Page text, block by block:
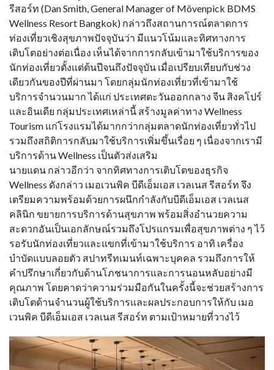
รีสอร์ท (Dan Smith, General Manager of Mövenpick BDMS
Wellness Resort Bangkok) กล่าวถึงสถานการณ์ตลาดการ
ท่องเที่ยวเชิงสุขภาพปัจจุบันว่า มีแนวโน้มและทิศทางการ
เติบโตอย่างต่อเนื่อง เห็นได้จากการกลับเข้ามาใช้บริการของ
นักท่องเที่ยวตั้งแต่ต้นปีจนถึงปัจจุบัน เมื่อเปรียบเทียบกับช่วง
เดียวกันของปีที่ผ่านมา โดยกลุ่มนักท่องเที่ยวที่เข้ามาใช้
บริการจำนวนมาก ได้แก่ ประเทศตะวันออกกลาง จีน สิงคโปร์
และอินเดีย กลุ่มประเทศเหล่านี้ สร้างมูลค่าทาง Wellness
Tourism แก่โรงแรมได้มากกว่ากลุ่มตลาดนักท่องเที่ยวทั่วไป
รวมถึงสถิติการกลับมาใช้บริการเพิ่มขึ้นเรื่อย ๆ เนื่องจากเรามี
บริการด้าน Wellness เป็นตัวส่งเสริม
นายแดน กล่าวอีกว่า จากทิศทางการเติบโตของธุรกิจ
Wellness ดังกล่าว เมอเวนพิค บีดีเอ็มเอส เวลเนส รีสอร์ท จึง
เตรียมความพร้อมด้วยการผนึกกำลังกับบีดีเอ็มเอส เวลเนส
คลินิก ขยายการบริการด้านสุขภาพ พร้อมสิ่งอำนวยความ
สะดวกอันเป็นเอกลักษณ์รวมถึงโปรแกรมเพื่อสุขภาพต่าง ๆ ไว้
รอรับนักท่องเที่ยวและแขกที่เข้ามาใช้บริการ อาทิ เครื่อง
บำบัดแบบลอยตัว สปาทรีทเมนท์เฉพาะบุคคล รวมถึงการให้
คำปรึกษาเกี่ยวกับด้านโภชนาการและการนอนหลับอย่างมี
คุณภาพ โดยคาดว่าความร่วมมือกันในครั้งนี้จะช่วยสร้างการ
เติบโตด้านจำนวนผู้ใช้บริการและผลประกอบการให้กับ เมอ
เวนพิค บีดีเอ็มเอส เวลเนส รีสอร์ท ตามเป้าหมายที่วางไว้